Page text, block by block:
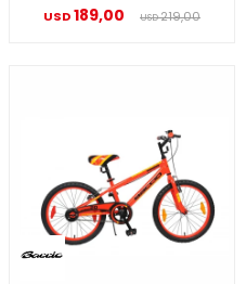
USD189,00 USD219,00